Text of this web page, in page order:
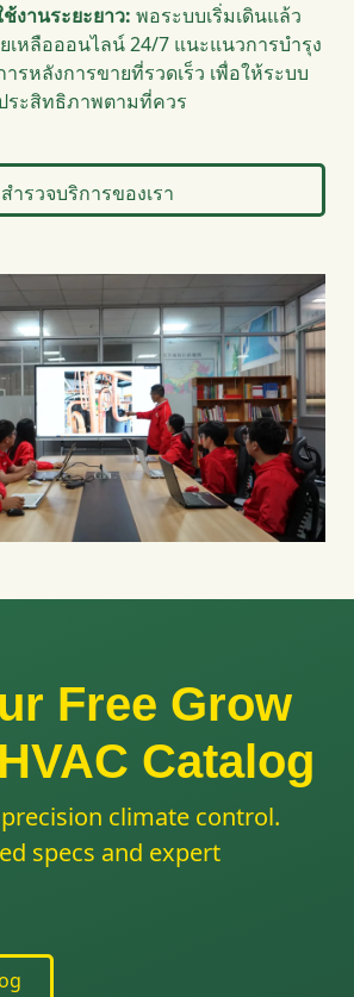
งานระยะยาว: พอระบบเริ่มเดินแล้ว
เหลือออนไลน์ 24/7 แนะแนวการบำรุง
รหลังการขายที่รวดเร็ว เพื่อให้ระบบ
ระสิทธิภาพตามที่ควร
สำรวจบริการของเรา
Free Grow
Catalog
climate control.
specs and expert